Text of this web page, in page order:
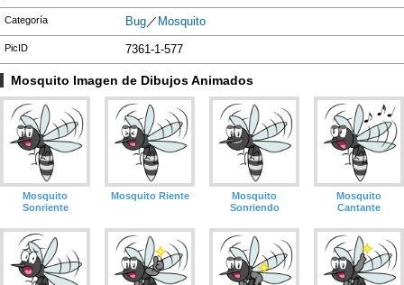
Categoría Bug／ Mosquito
PicID 7361-1-577
Mosquito Imagen de Dibujos Animados
Mosquito
Sonriente
Mosquito Riente
Mosquito
Sonriendo
Mosquito
Cantante